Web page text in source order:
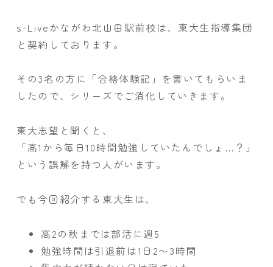
s-Liveかながわ北山田駅前校は、東大生指導集団
と契約しております。
その3名の方に「合格体験記」を書いてもらいま
したので、シリーズでご消化していきます。
東大志望と聞くと、
「高1から毎日10時間勉強していたんでしょ…？」
という誤解を持つ人がいます。
でも今回紹介する東大生は、
高2の秋までは部活に週5
勉強時間は引退前は1日2〜3時間